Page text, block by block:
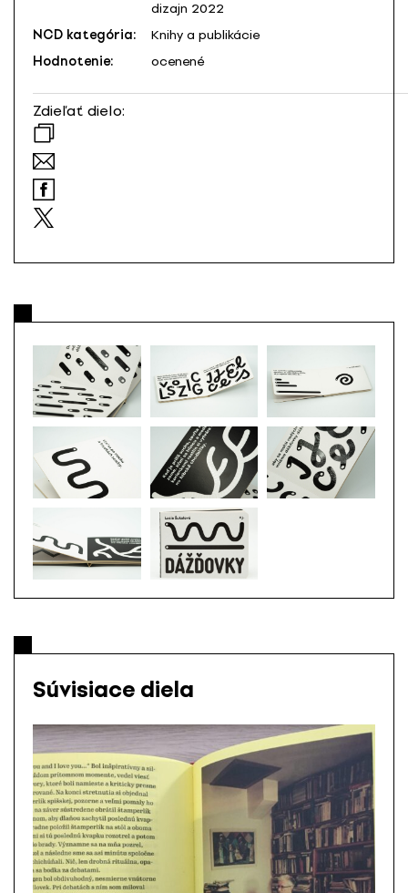
dizajn 2022
NCD kategória:
Knihy a publikácie
Hodnotenie:
ocenené
Zdieľať dielo:
Súvisiace diela